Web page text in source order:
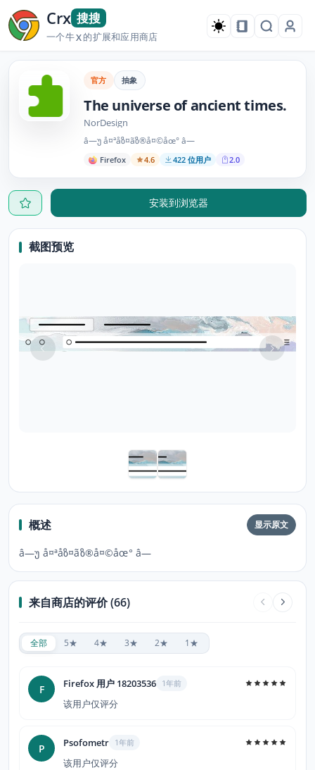
Crx 搜搜
一个牛X的扩展和应用商店
官方 抽象
The universe of ancient times.
NorDesign
â—უ å¤ªåზ¤ãზ®å¤©åœ° â—
Firefox 4.6 422 位用户 2.0
安装到浏览器
截图预览
概述 显示原文
â—უ å¤ªåზ¤ãზ®å¤©åœ° â—
来自商店的评价 (66)
全部 5★ 4★ 3★ 2★ 1★
F Firefox 用户 18203536 1年前
该用户仅评分
P Psofometr 1年前
该用户仅评分